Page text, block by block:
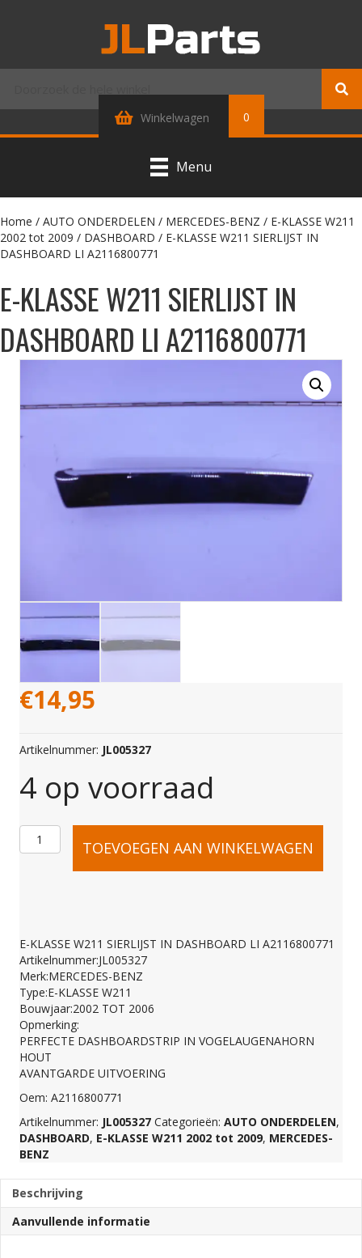
Winkelwagen 0
Menu
Home / AUTO ONDERDELEN / MERCEDES-BENZ / E-KLASSE W211
2002 tot 2009 / DASHBOARD / E-KLASSE W211 SIERLIJST IN
DASHBOARD LI A2116800771
E-KLASSE W211 SIERLIJST IN
DASHBOARD LI A2116800771
€14,95
Artikelnummer: JL005327
4 op voorraad
E-
W211
SIERLIJST
IN
DASHBOARD
LI
A2116800771
aantal
TOEVOEGEN AAN WINKELWAGEN
E-KLASSE W211 SIERLIJST IN DASHBOARD LI A2116800771
Artikelnummer:JL005327
Merk:MERCEDES-BENZ
Type:E-KLASSE W211
Bouwjaar:2002 TOT 2006
Opmerking:
PERFECTE DASHBOARDSTRIP IN VOGELAUGENAHORN
HOUT
AVANTGARDE UITVOERING
Oem: A2116800771
Artikelnummer: JL005327 Categorieën: AUTO ONDERDELEN,
DASHBOARD, E-KLASSE W211 2002 tot 2009, MERCEDES-
BENZ
Beschrijving
Aanvullende informatie